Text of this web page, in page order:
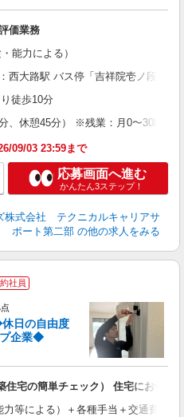
価業務
能力による）
西大路駅 バス停「吉祥院壱ノ段町」
徒歩10分
、休憩45分） ※残業：月0〜30時間
09/03 23:59まで
応募画面へ進む
かんたん3ステップ！
株式会社 テクニカルキャリアサ
ポート第二部 の他の求人をみる
社員
日の自由度
企業◆
住宅の簡単チェック） 住宅にお住
等による）＋各種手当＋交通費全